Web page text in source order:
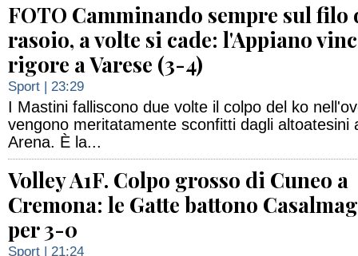
FOTO Camminando sempre sul filo
rasoio, a volte si cade: l'Appiano
rigore a Varese (3-4)
Sport | 23:29
I Mastini falliscono due volte il colpo del ko
vengono meritatamente sconfitti dagli altoatesini
Arena. È la...
Volley A1F. Colpo grosso di Cuneo a
Cremona: le Gatte battono
per 3-0
Sport | 21:24